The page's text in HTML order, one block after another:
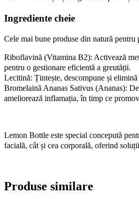
Ingrediente cheie
Cele mai bune produse din natură pentru
Riboflavină (Vitamina B2): Activează
pentru o gestionare eficientă a greutății.
Lecitină: Țintește, descompune și
Bromelaină Ananas Sativus (Ananas):
ameliorează inflamația, în timp ce
Lemon Bottle este special concepută
facială, cât și cea corporală, oferind
Produse similare